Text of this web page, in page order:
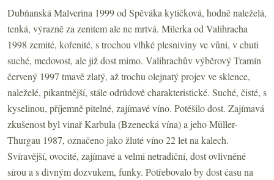
Dubňanská Malverina 1999 od Spěváka kytičková, hodně naleželá,
tenká, výrazně za zenitem ale ne mrtvá. Milerka od Valihracha
1998 zemité, kořenité, s trochou vlhké plesniviny ve vůni, v chuti
suché, medovost, ale již dost mimo. Valihrachův výběrový Tramín
červený 1997 tmavě zlatý, až trochu olejnatý projev ve sklence,
naleželé, pikantnější, stále odrůdově charakteristické. Suché, čisté, s
kyselinou, příjemně pitelné, zajímavé víno. Potěšilo dost. Zajímavá
zkušenost byl vinař Karbula (Bzenecká vína) a jeho Müller-
Thurgau 1987, označeno jako žluté víno 22 let na kalech.
Svíravější, ovocité, zajímavé a velmi netradiční, dost ovlivněné
sírou a s divným dozvukem, funky. Potřebovalo by dost času na